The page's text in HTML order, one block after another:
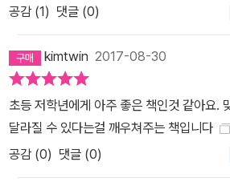
공감 (1) 댓글 (0)
kimtwin 2017-08-30
초등 저학년에게 아주 좋은 책인것 같아요.
달라질 수 있다는걸 깨우쳐주는 책입니다
공감 (0) 댓글 (0)